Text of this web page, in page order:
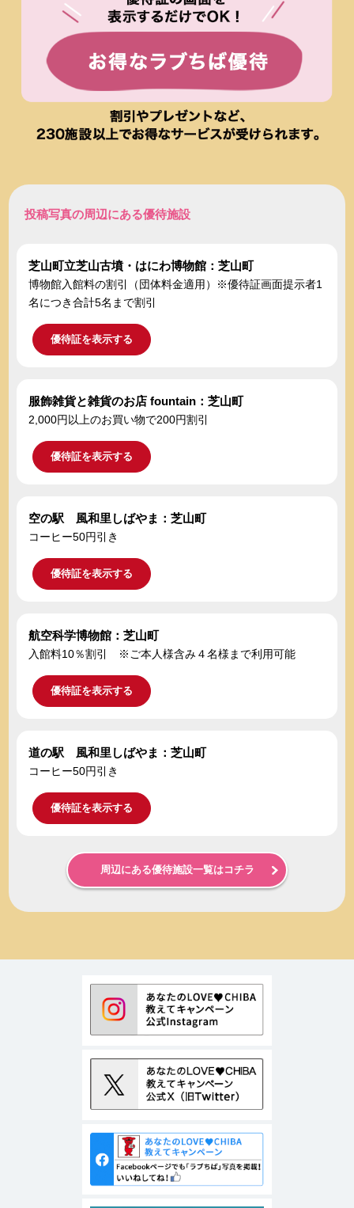
投稿写真の周辺にある優待施設
芝山町立芝山古墳・はにわ博物館：芝山町
博物館入館料の割引（団体料金適用）※優待証画面提示者1
名につき合計5名まで割引
優待証を表示する
服飾雑貨と雑貨のお店 fountain：芝山町
2,000円以上のお買い物で200円割引
優待証を表示する
空の駅 風和里しばやま：芝山町
コーヒー50円引き
優待証を表示する
航空科学博物館：芝山町
入館料10％割引 ※ご本人様含み４名様まで利用可能
優待証を表示する
道の駅 風和里しばやま：芝山町
コーヒー50円引き
優待証を表示する
周辺にある優待施設一覧はコチラ